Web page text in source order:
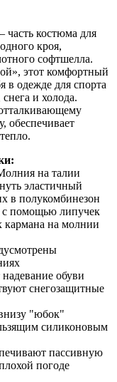
– часть костюма для
кроя,
софтшелла.
этот комфортный
в одежде для спорта
и холода.
обеспечивает
на талии
эластичный
в полукомбинезон
с помощью липучек
на молнии
обуви
снегозащитные
"юбок"
силиконовым
пассивную
погоде